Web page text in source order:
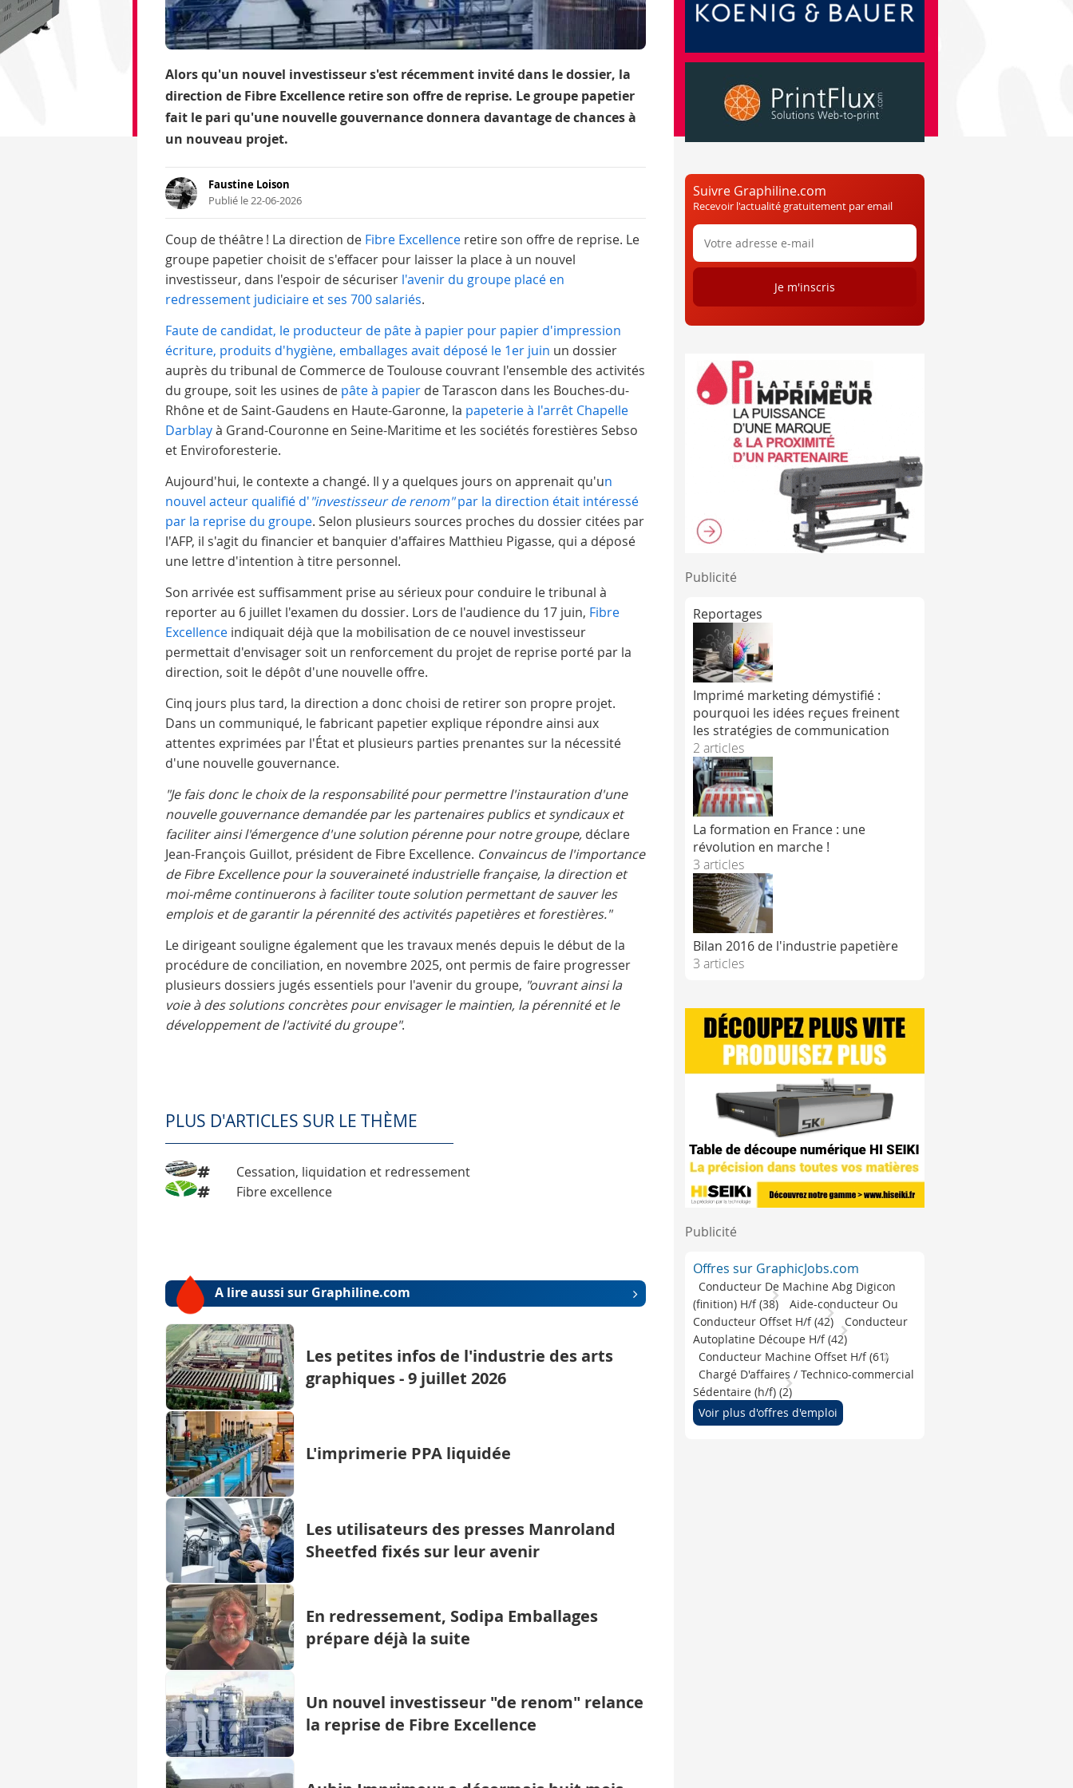
Alors qu'un nouvel investisseur s'est récemment invité dans le dossier, la
direction de Fibre Excellence retire son offre de reprise. Le groupe papetier
fait le pari qu'une nouvelle gouvernance donnera davantage de chances à
un nouveau projet.
Faustine Loison
Publié le 22-06-2026
Coup de théâtre ! La direction de Fibre Excellence retire son offre de reprise. Le
groupe papetier choisit de s'effacer pour laisser la place à un nouvel
investisseur, dans l'espoir de sécuriser l'avenir du groupe placé en
redressement judiciaire et ses 700 salariés.
Faute de candidat, le producteur de pâte à papier pour papier d'impression
écriture, produits d'hygiène, emballages avait déposé le 1er juin un dossier
auprès du tribunal de Commerce de Toulouse couvrant l'ensemble des activités
du groupe, soit les usines de pâte à papier de Tarascon dans les Bouches-du-
Rhône et de Saint-Gaudens en Haute-Garonne, la papeterie à l'arrêt Chapelle
Darblayà Grand-Couronne en Seine-Maritime et les sociétés forestières Sebso
et Enviroforesterie.
Aujourd'hui, le contexte a changé. Il y a quelques jours on apprenait qu'un
nouvel acteur qualifié d'"investisseur de renom"par la direction était intéressé
par la reprise du groupe. Selon plusieurs sources proches du dossier citées par
l'AFP, il s'agit du financier et banquier d'affaires Matthieu Pigasse, qui a déposé
une lettre d'intention à titre personnel.
Son arrivée est suffisamment prise au sérieux pour conduire le tribunal à
reporter au 6 juillet l'examen du dossier. Lors de l'audience du 17 juin, Fibre
Excellence indiquait déjà que la mobilisation de ce nouvel investisseur
permettait d'envisager soit un renforcement du projet de reprise porté par la
direction, soit le dépôt d'une nouvelle offre.
Cinq jours plus tard, la direction a donc choisi de retirer son propre projet.
Dans un communiqué, le fabricant papetier explique répondre ainsi aux
attentes exprimées par l'État et plusieurs parties prenantes sur la nécessité
d'une nouvelle gouvernance.
"Je fais donc le choix de la responsabilité pour permettre l'instauration d'une
nouvelle gouvernance demandée par les partenaires publics et syndicaux et
faciliter ainsi l'émergence d'une solution pérenne pour notre groupe, déclare
Jean-François Guillot, président de Fibre Excellence. Convaincus de l'importance
de Fibre Excellence pour la souveraineté industrielle française, la direction et
moi-même continuerons à faciliter toute solution permettant de sauver les
emplois et de garantir la pérennité des activités papetières et forestières."
Le dirigeant souligne également que les travaux menés depuis le début de la
procédure de conciliation, en novembre 2025, ont permis de faire progresser
plusieurs dossiers jugés essentiels pour l'avenir du groupe, "ouvrant ainsi la
voie à des solutions concrètes pour envisager le maintien, la pérennité et le
développement de l'activité du groupe".
PLUS D'ARTICLES SUR LE THÈME
Cessation, liquidation et redressement
Fibre excellence
A lire aussi sur Graphiline.com
Les petites infos de l'industrie des arts
graphiques - 9 juillet 2026
L'imprimerie PPA liquidée
Les utilisateurs des presses Manroland
Sheetfed fixés sur leur avenir
En redressement, Sodipa Emballages
prépare déjà la suite
Un nouvel investisseur "de renom" relance
la reprise de Fibre Excellence
Suivre Graphiline.com
Recevoir l'actualité gratuitement par email
Publicité
Reportages
Imprimé marketing démystifié :
pourquoi les idées reçues freinent
les stratégies de communication
2 articles
La formation en France : une
révolution en marche !
3 articles
Bilan 2016 de l'industrie papetière
3 articles
Publicité
Offres sur GraphicJobs.com
Conducteur De Machine Abg Digicon
(finition) H/f (38)
Aide-conducteur Ou
Conducteur Offset H/f (42)
Conducteur
Autoplatine Découpe H/f (42)
Conducteur Machine Offset H/f (61)
Chargé D'affaires / Technico-commercial
Sédentaire (h/f) (2)
Voir plus d'offres d'emploi